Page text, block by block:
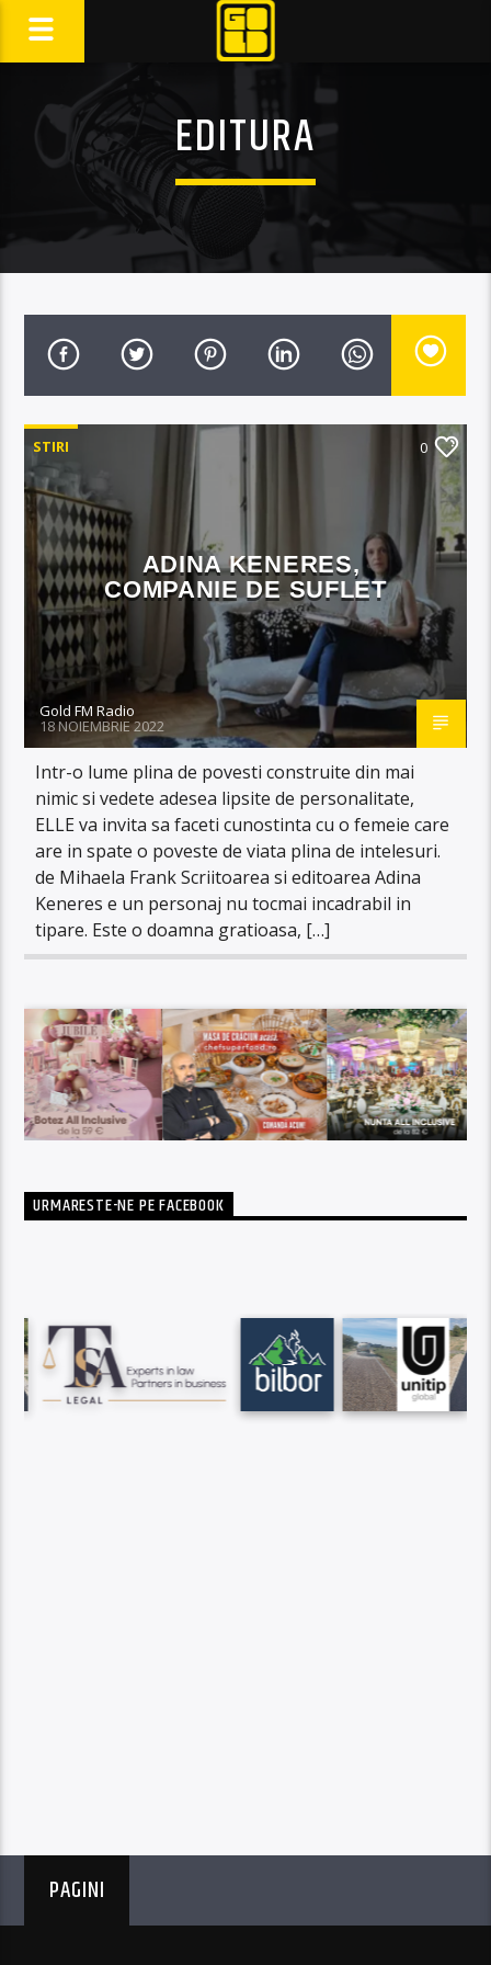
EDITURA
STIRI 0
ADINA KENERES,
COMPANIE DE SUFLET
Gold FM Radio
18 NOIEMBRIE 2022
Intr-o lume plina de povesti construite din mai
nimic si vedete adesea lipsite de personalitate,
ELLE va invita sa faceti cunostinta cu o femeie care
are in spate o poveste de viata plina de intelesuri.
de Mihaela Frank Scriitoarea si editoarea Adina
Keneres e un personaj nu tocmai incadrabil in
tipare. Este o doamna gratioasa, […]
URMARESTE-NE PE FACEBOOK
PAGINI